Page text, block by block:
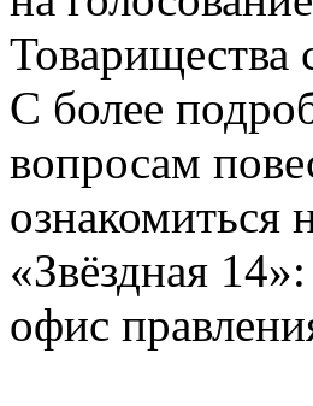
Товарищества
С более
вопросам
«Звёздная
офис